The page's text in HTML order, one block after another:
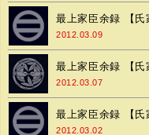
最上家臣余録 【
2012.03.09
最上家臣余録 【
2012.03.07
最上家臣余録 【
2012.03.02